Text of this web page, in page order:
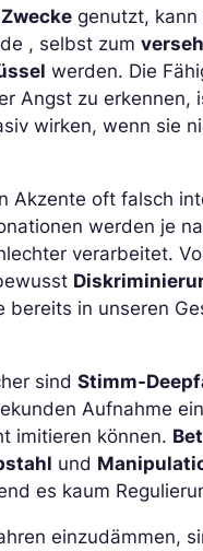
genutzt,
, selbst zum
werden. Die
Angst zu erkennen,
wirken, wenn sie
Akzente oft falsch
werden je
verarbeitet.
bereits in unseren
sind Stimm-
Aufnahme
imitieren können.
und
es kaum
einzudämmen,